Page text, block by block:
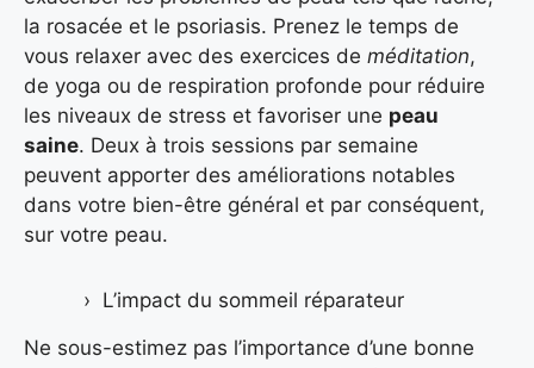
la rosacée et le psoriasis. Prenez le temps de
vous relaxer avec des exercices de méditation,
de yoga ou de respiration profonde pour réduire
les niveaux de stress et favoriser une peau
saine. Deux à trois sessions par semaine
peuvent apporter des améliorations notables
dans votre bien-être général et par conséquent,
sur votre peau.
L’impact du sommeil réparateur
Ne sous-estimez pas l’importance d’une bonne